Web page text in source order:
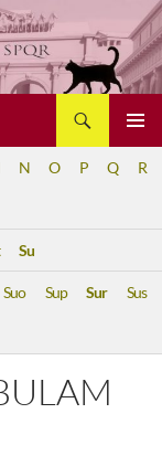
N O P Q R
Su
Suo Sup Sur Sus